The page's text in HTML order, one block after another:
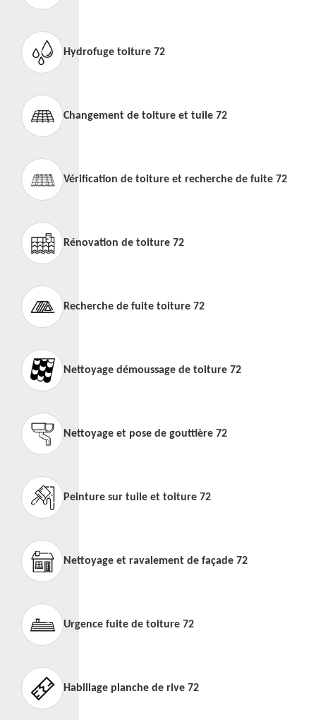
Hydrofuge toiture 72
Changement de toiture et tuile 72
Vérification de toiture et recherche de fuite 72
Rénovation de toiture 72
Recherche de fuite toiture 72
Nettoyage démoussage de toiture 72
Nettoyage et pose de gouttière 72
Peinture sur tuile et toiture 72
Nettoyage et ravalement de façade 72
Urgence fuite de toiture 72
Habillage planche de rive 72